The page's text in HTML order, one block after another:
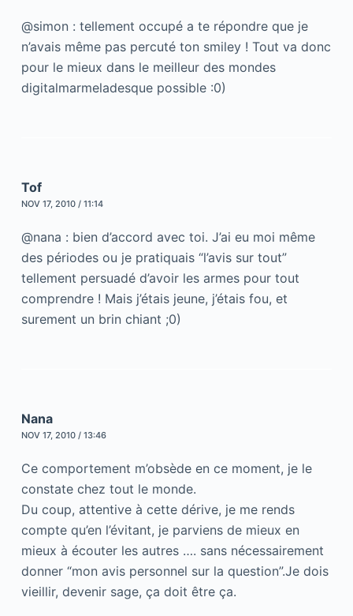
@simon : tellement occupé a te répondre que je
n’avais même pas percuté ton smiley ! Tout va donc
pour le mieux dans le meilleur des mondes
digitalmarmeladesque possible :0)
Tof
NOV 17, 2010 / 11:14
@nana : bien d’accord avec toi. J’ai eu moi même
des périodes ou je pratiquais “l’avis sur tout”
tellement persuadé d’avoir les armes pour tout
comprendre ! Mais j’étais jeune, j’étais fou, et
surement un brin chiant ;0)
Nana
NOV 17, 2010 / 13:46
Ce comportement m’obsède en ce moment, je le
constate chez tout le monde.
Du coup, attentive à cette dérive, je me rends
compte qu’en l’évitant, je parviens de mieux en
mieux à écouter les autres …. sans nécessairement
donner “mon avis personnel sur la question”.Je dois
vieillir, devenir sage, ça doit être ça.